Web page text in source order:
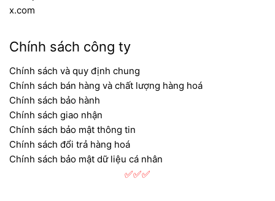
x.com
Chính sách công ty
Chính sách và quy định chung
Chính sách bán hàng và chất lượng hàng hoá
Chính sách bảo hành
Chính sách giao nhận
Chính sách bảo mật thông tin
Chính sách đổi trả hàng hoá
Chính sách bảo mật dữ liệu cá nhân
✅✅✅